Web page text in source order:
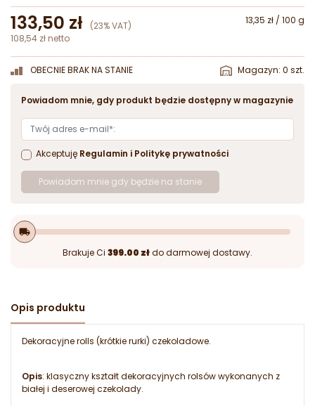
133,50 zł (23% VAT)
13,35 zł / 100 g
108,54 zł netto
OBECNIE BRAK NA STANIE Magazyn: 0 szt.
Powiadom mnie, gdy produkt będzie dostępny w magazynie
Akceptuję Regulamin i Politykę prywatności
Powiadom mnie gdy będzie na stanie
local_shipping
Brakuje Ci 399.00 złdo darmowej dostawy.
Opis produktu
Dekoracyjne rolls (krótkie rurki) czekoladowe.
Opis: klasyczny kształt dekoracyjnych rolsów wykonanych z
białej i deserowej czekolady.